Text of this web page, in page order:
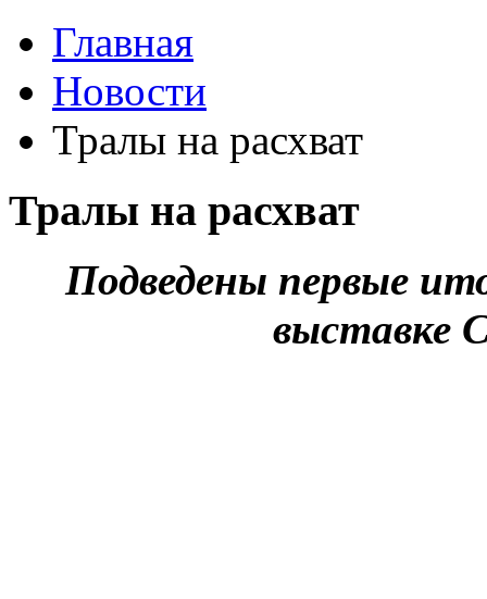
Главная
Новости
Тралы на расхват
Тралы на расхват
Подведены первые
выставке